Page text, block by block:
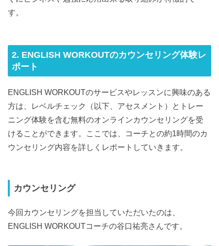
す。
2. ENGLISH WORKOUTのカウンセリング体験レ
ポート
ENGLISH WORKOUTのサービスやレッスンに興味のある
方は、レベルチェック（以下、アセスメント）とトレー
ニング体験を含む無料のオンラインカウンセリングを受
けることができます。ここでは、コーチとの約1時間のカ
ウンセリング内容を詳しくレポートしていきます。
カウンセリング
今回カウンセリングを担当していただいたのは、
ENGLISH WORKOUTコーチの谷口祐亮さんです。